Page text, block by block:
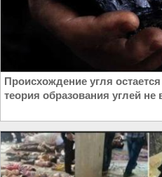
Происхождение угля
теория образования углей